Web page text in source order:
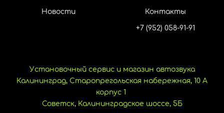
Новости Контакты
+7 (952) 058-91-91
Установочный сервис и магазин автозвука
Калининград, Старопрегольская набережная, 10 А
корпус 1
Советск, Калининградское шоссе, 5Б